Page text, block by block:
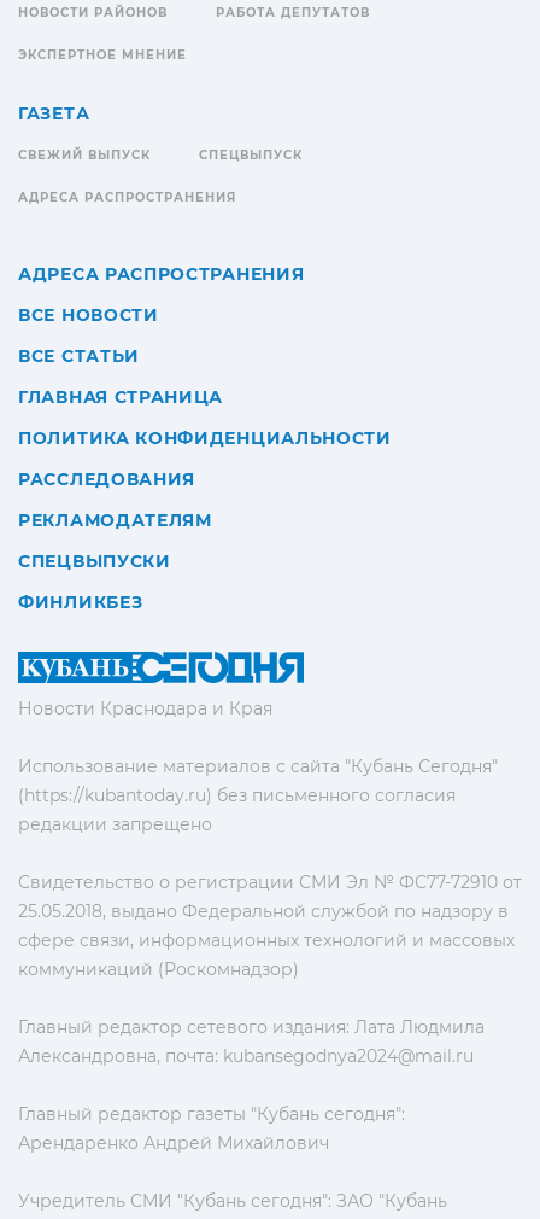
Новости Краснодара и Края
Использование материалов с сайта "Кубань Сегодня"
(https://kubantoday.ru) без письменного согласия
редакции запрещено
Свидетельство о регистрации СМИ Эл № ФС77-72910 от
25.05.2018, выдано Федеральной службой по надзору в
сфере связи, информационных технологий и массовых
коммуникаций (Роскомнадзор)
Главный редактор сетевого издания: Лата Людмила
Александровна, почта: kubansegodnya2024@mail.ru
Главный редактор газеты "Кубань сегодня":
Арендаренко Андрей Михайлович
Учредитель СМИ "Кубань сегодня": ЗАО "Кубань
НОВОСТИ РАЙОНОВ РАБОТА ДЕПУТАТОВ
ЭКСПЕРТНОЕ МНЕНИЕ
ГАЗЕТА
СВЕЖИЙ ВЫПУСК СПЕЦВЫПУСК
АДРЕСА РАСПРОСТРАНЕНИЯ
АДРЕСА РАСПРОСТРАНЕНИЯ
ВСЕ НОВОСТИ
ВСЕ СТАТЬИ
ГЛАВНАЯ СТРАНИЦА
ПОЛИТИКА КОНФИДЕНЦИАЛЬНОСТИ
РАССЛЕДОВАНИЯ
РЕКЛАМОДАТЕЛЯМ
СПЕЦВЫПУСКИ
ФИНЛИКБЕЗ